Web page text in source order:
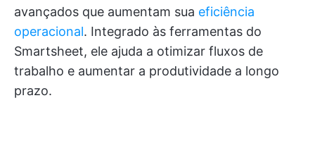
avançados que aumentam sua eficiência
operacional. Integrado às ferramentas do
Smartsheet, ele ajuda a otimizar fluxos de
trabalho e aumentar a produtividade a longo
prazo.